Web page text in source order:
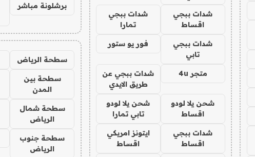
شدات ببجي
اقساط
شدات ببجي
تمارا
شدات ببجي
تابي
فور يو ستور
متجر 4u
شدات ببجي عن
طريق الايدي
شحن يلا لودو
اقساط
شحن يلا لودو
تابي تمارا
شدات ببجي
اقساط
ايتونز امريكي
اقساط
برشلونة مباشر
سطحة الرياض
سطحة بين
المدن
سطحة شمال
الرياض
سطحة جنوب
الرياض